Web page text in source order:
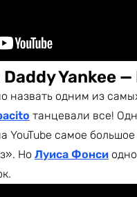
Yankee
назвать одним из
танцевали все!
YouTube самое
Но Луиса Фонси